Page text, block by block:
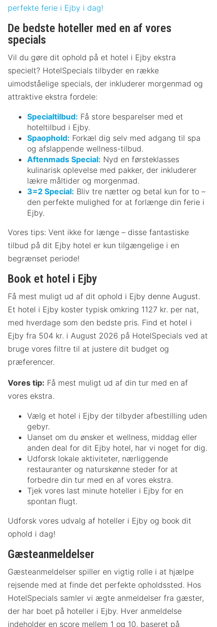
perfekte ferie i Ejby i dag!
De bedste hoteller med en af vores
specials
Vil du gøre dit ophold på et hotel i Ejby ekstra
specielt? HotelSpecials tilbyder en række
uimodståelige specials, der inkluderer morgenmad og
attraktive ekstra fordele:
Specialtilbud: Få store besparelser med et
hoteltilbud i Ejby.
Spaophold: Forkæl dig selv med adgang til spa
og afslappende wellness-tilbud.
Aftenmads Special: Nyd en førsteklasses
kulinarisk oplevelse med pakker, der inkluderer
lækre måltider og morgenmad.
3=2 Special: Bliv tre nætter og betal kun for to –
den perfekte mulighed for at forlænge din ferie i
Ejby.
Vores tips: Vent ikke for længe – disse fantastiske
tilbud på dit Ejby hotel er kun tilgængelige i en
begrænset periode!
Book et hotel i Ejby
Få mest muligt ud af dit ophold i Ejby denne August.
Et hotel i Ejby koster typisk omkring 1127 kr. per nat,
med hverdage som den bedste pris. Find et hotel i
Ejby fra 504 kr. i August 2026 på HotelSpecials ved at
bruge vores filtre til at justere dit budget og
præferencer.
Vores tip: Få mest muligt ud af din tur med en af
vores ekstra.
Vælg et hotel i Ejby der tilbyder afbestilling uden
gebyr.
Uanset om du ønsker et wellness, middag eller
anden deal for dit Ejby hotel, har vi noget for dig.
Udforsk lokale aktiviteter, nærliggende
restauranter og naturskønne steder for at
forbedre din tur med en af vores ekstra.
Tjek vores last minute hoteller i Ejby for en
spontan flugt.
Udforsk vores udvalg af hoteller i Ejby og book dit
ophold i dag!
Gæsteanmeldelser
Gæsteanmeldelser spiller en vigtig rolle i at hjælpe
rejsende med at finde det perfekte opholdssted. Hos
HotelSpecials samler vi ægte anmeldelser fra gæster,
der har boet på hoteller i Ejby. Hver anmeldelse
indeholder en score mellem 1 og 10, baseret på